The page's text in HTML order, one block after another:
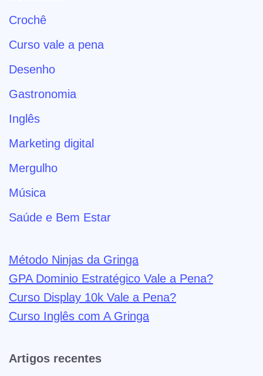
Crochê
Curso vale a pena
Desenho
Gastronomia
Inglês
Marketing digital
Mergulho
Música
Saúde e Bem Estar
Método Ninjas da Gringa
GPA Dominio Estratégico Vale a Pena?
Curso Display 10k Vale a Pena?
Curso Inglês com A Gringa
Artigos recentes